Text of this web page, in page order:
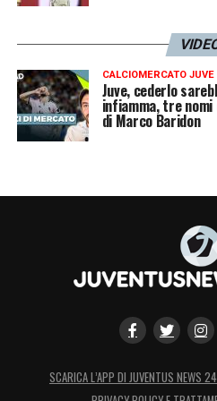
LA PLAYLIST DELLE
CALCIOMERCATO JUVE
Juve, cederlo
infiamma, tre nomi
di Marco Baridon
SCARICA L’APP DI JUVENTUS NEWS 24